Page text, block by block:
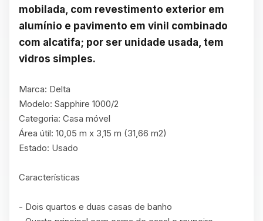
mobilada, com revestimento exterior em
alumínio e pavimento em vinil combinado
com alcatifa; por ser unidade usada, tem
vidros simples.
Marca: Delta
Modelo: Sapphire 1000/2
Categoria: Casa móvel
Área útil: 10,05 m x 3,15 m (31,66 m2)
Estado: Usado
Características
- Dois quartos e duas casas de banho